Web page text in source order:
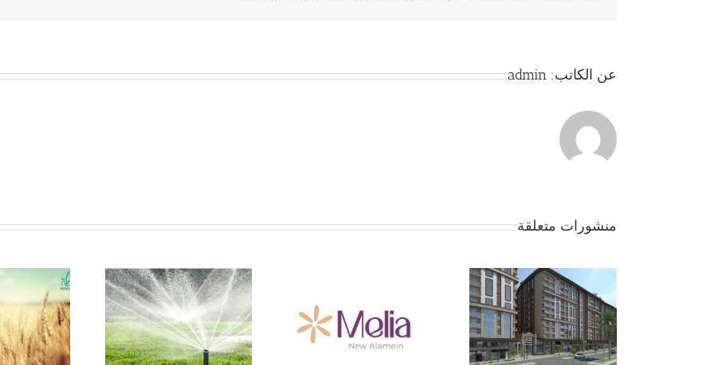
عن الكاتب: admin
منشورات متعلقة
جمعية بداية – الموقف الان
… لا تفاوض إلا بعد موافقة
جمعية بداية – إعلان جمعية
بداية عن حاجتها لشركه
تطوير عقارى لتنفيذ
مشروع ميليا العلمين
جمعية بداية -
التنمية للاستثمار
بالوادى الجديد